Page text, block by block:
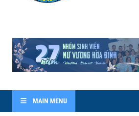
MAIN MENU